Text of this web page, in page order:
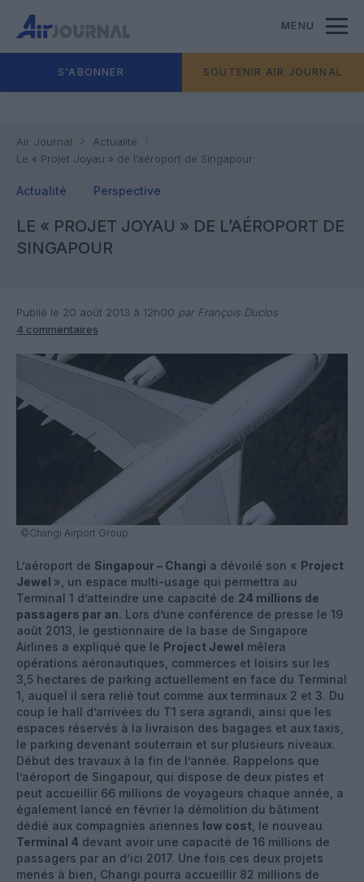
MENU
S'ABONNER SOUTENIR AIR JOURNAL
Air Journal
Actualité
Le « Projet Joyau » de l’aéroport de Singapour
Actualité Perspective
LE « PROJET JOYAU » DE L’AÉROPORT DE
SINGAPOUR
Publié le 20 août 2013 à 12h00 par François Duclos
4 commentaires
©Changi Airport Group
L’aéroport de Singapour – Changi a dévoilé son « Project
Jewel », un espace multi-usage qui permettra au
Terminal 1 d’atteindre une capacité de 24 millions de
passagers par an. Lors d’une conférence de presse le 19
août 2013, le gestionnaire de la base de Singapore
Airlines a expliqué que le Project Jewel mêlera
opérations aéronautiques, commerces et loisirs sur les
3,5 hectares de parking actuellement en face du Terminal
1, auquel il sera relié tout comme aux terminaux 2 et 3. Du
coup le hall d’arrivées du T1 sera agrandi, ainsi que les
espaces réservés à la livraison des bagages et aux taxis,
le parking devenant souterrain et sur plusieurs niveaux.
Début des travaux à la fin de l’année. Rappelons que
l’aéroport de Singapour, qui dispose de deux pistes et
peut accueillir 66 millions de voyageurs chaque année, a
également lancé en février la démolition du bâtiment
dédié aux compagnies ariennes low cost , le nouveau
Terminal 4 devant avoir une capacité de 16 millions de
passagers par an d’ici 2017. Une fois ces deux projets
menés à bien, Changi pourra accueillir 82 millions de